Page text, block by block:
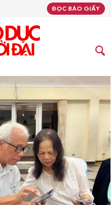
ĐỌC BÁO GIẤY